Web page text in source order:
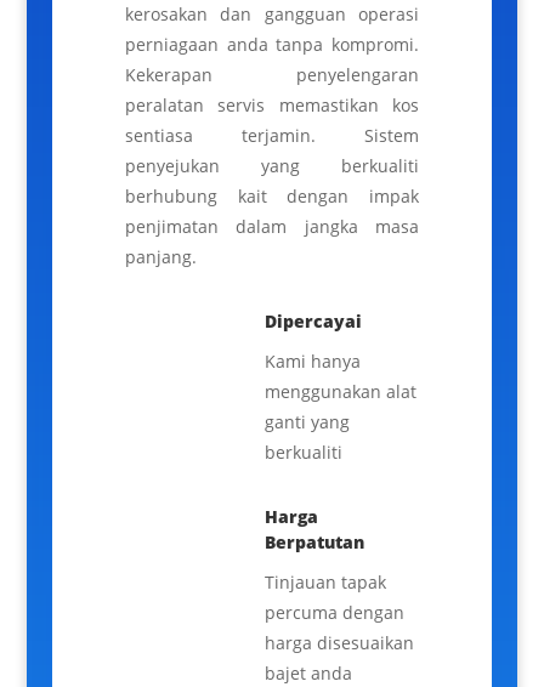
kerosakan dan gangguan operasi
perniagaan anda tanpa kompromi.
Kekerapan penyelengaran
peralatan servis memastikan kos
sentiasa terjamin. Sistem
penyejukan yang berkualiti
berhubung kait dengan impak
penjimatan dalam jangka masa
panjang.
Dipercayai
Kami hanya
menggunakan alat
ganti yang
berkualiti
Harga
Berpatutan
Tinjauan tapak
percuma dengan
harga disesuaikan
bajet anda